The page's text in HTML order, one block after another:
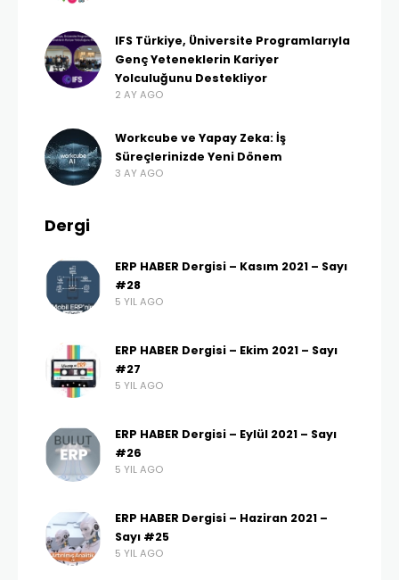
IFS Türkiye, Üniversite Programlarıyla
Genç Yeteneklerin Kariyer
Yolculuğunu Destekliyor
2 AY AGO
Workcube ve Yapay Zeka: İş
Süreçlerinizde Yeni Dönem
3 AY AGO
Dergi
ERP HABER Dergisi – Kasım 2021 – Sayı
#28
5 YIL AGO
ERP HABER Dergisi – Ekim 2021 – Sayı
#27
5 YIL AGO
ERP HABER Dergisi – Eylül 2021 – Sayı
#26
5 YIL AGO
ERP HABER Dergisi – Haziran 2021 –
Sayı #25
5 YIL AGO